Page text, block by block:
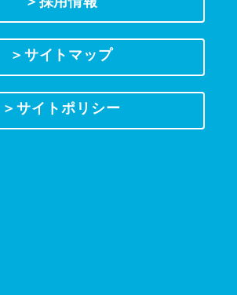
＞サイトマップ
＞サイトポリシー